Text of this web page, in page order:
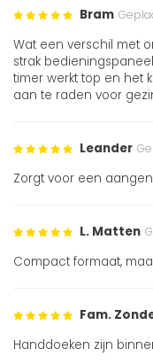
Bram
Wat een verschil met
strak
timer werkt top en het
aan te raden voor
Leander
Zorgt voor een
L. Matten
Compact formaat,
Fam.
Handdoeken zijn